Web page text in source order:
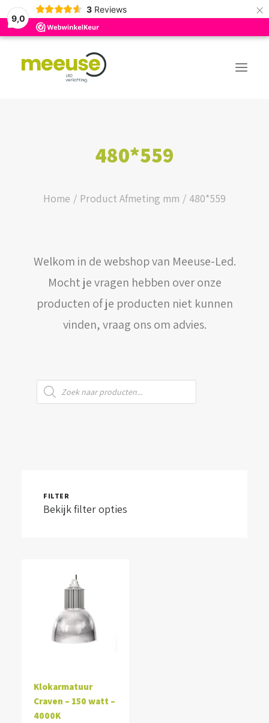
9,0
3 Reviews ×
BUDGET ASSORTIMENT
WEBSHOP
LOGIN / REGISTER
WINKELWAGEN
480*559
Home Product Afmeting mm 480*559
Welkom in de webshop van Meeuse-Led.
Mocht je vragen hebben over onze
producten of je producten niet kunnen
vinden, vraag ons om advies.
Producten
zoeken
FILTER
Bekijk filter opties
Klokarmatuur
Craven – 150 watt –
4000K